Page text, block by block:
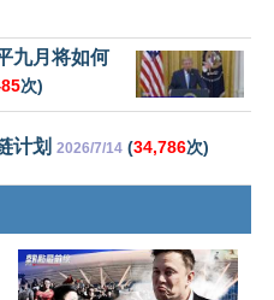
九月将如何
次)
计划 2026/7/14 (34,786次)